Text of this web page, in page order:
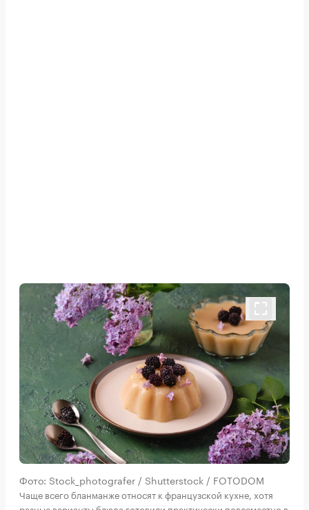
Фото: Stock_photografer / Shutterstock / FOTODOM
Чаще всего бланманже относят к французской кухне, хотя